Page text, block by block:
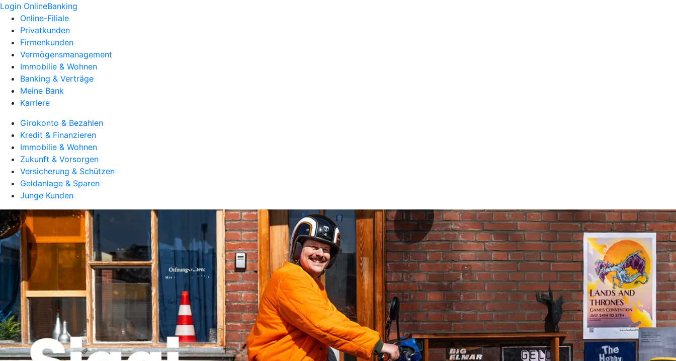
Login OnlineBanking
Online-Filiale
Privatkunden
Firmenkunden
Vermögensmanagement
Immobilie & Wohnen
Banking & Verträge
Meine Bank
Karriere
Girokonto & Bezahlen
Kredit & Finanzieren
Immobilie & Wohnen
Zukunft & Vorsorgen
Versicherung & Schützen
Geldanlage & Sparen
Junge Kunden